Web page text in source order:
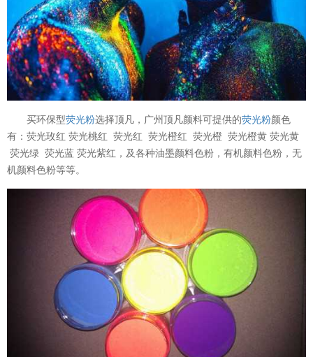
买环保型荧光粉选择顶凡，广州顶凡颜料可提供的荧光粉颜色
有：荧光玫红 荧光桃红 荧光红 荧光橙红 荧光橙 荧光橙黄 荧光黄
荧光绿 荧光蓝 荧光紫红，及各种油墨颜料色粉，有机颜料色粉，无
机颜料色粉等等。